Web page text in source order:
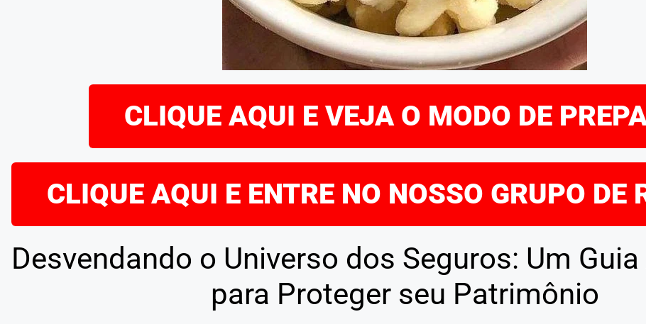
CLIQUE AQUI E VEJA O MODO DE
CLIQUE AQUI E ENTRE NO NOSSO GRUPO DE
Desvendando o Universo dos Seguros: Um
para Proteger seu Patrimônio